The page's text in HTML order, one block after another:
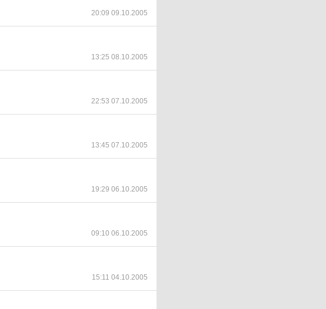
20:09 09.10.2005
13:25 08.10.2005
22:53 07.10.2005
13:45 07.10.2005
19:29 06.10.2005
09:10 06.10.2005
15:11 04.10.2005